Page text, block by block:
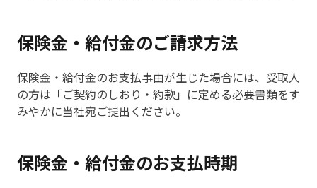
保険金・給付金のご請求方法
保険金・給付金のお支払事由が生じた場合には、受取人
の方は「ご契約のしおり・約款」に定める必要書類をす
みやかに当社宛ご提出ください。
保険金・給付金のお支払時期